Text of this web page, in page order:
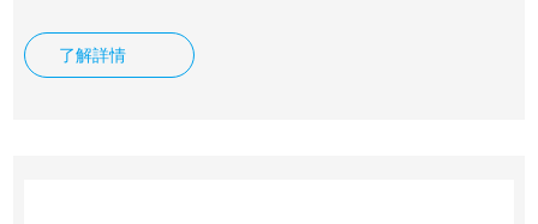
最為常見，法蘭都是成對使用的。 在管道工程中，法蘭主要
用于管道的連接。在需要 連接兩個管道的端頭處，各安裝一
了解詳情